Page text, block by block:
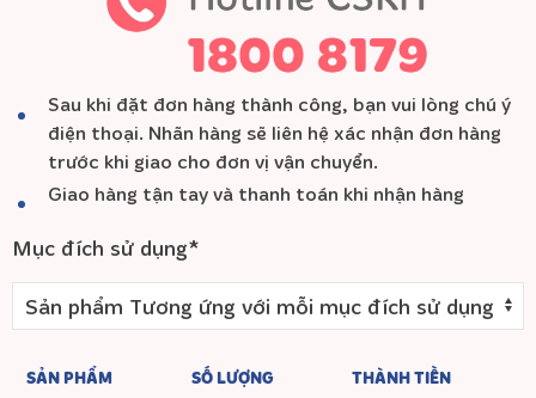
Sau khi đặt đơn hàng thành công, bạn vui lòng chú ý
điện thoại. Nhãn hàng sẽ liên hệ xác nhận đơn hàng
trước khi giao cho đơn vị vận chuyển.
Giao hàng tận tay và thanh toán khi nhận hàng
Mục đích sử dụng*
SẢN PHẨM SỐ LƯỢNG THÀNH TIỀN